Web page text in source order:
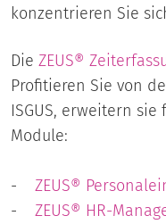
konzentrieren Sie
Die ZEUS®
Profitieren Sie von
ISGUS, erweitern
Module:
- ZEUS®
-
ZEUS® HR-